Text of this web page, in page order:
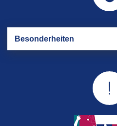
Be­son­der­hei­ten